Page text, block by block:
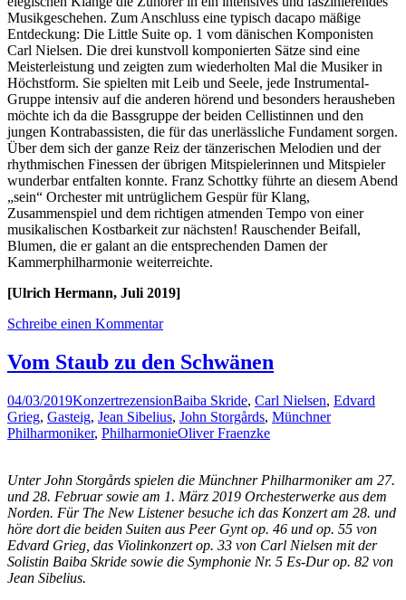
Musikgeschehen. Zum Anschluss eine typisch dacapo mäßige
Entdeckung: Die Little Suite op. 1 vom dänischen Komponisten
Carl Nielsen. Die drei kunstvoll komponierten Sätze sind eine
Meisterleistung und zeigten zum wiederholten Mal die Musiker in
Höchstform. Sie spielten mit Leib und Seele, jede Instrumental-
Gruppe intensiv auf die anderen hörend und besonders herausheben
möchte ich da die Bassgruppe der beiden Cellistinnen und den
jungen Kontrabassisten, die für das unerlässliche Fundament sorgen.
Über dem sich der ganze Reiz der tänzerischen Melodien und der
rhythmischen Finessen der übrigen Mitspielerinnen und Mitspieler
wunderbar entfalten konnte. Franz Schottky führte an diesem Abend
„sein“ Orchester mit untrüglichem Gespür für Klang,
Zusammenspiel und dem richtigen atmenden Tempo von einer
musikalischen Kostbarkeit zur nächsten! Rauschender Beifall,
Blumen, die er galant an die entsprechenden Damen der
Kammerphilharmonie weiterreichte.
[Ulrich Hermann, Juli 2019]
Schreibe einen Kommentar
Vom Staub zu den Schwänen
04/03/2019KonzertrezensionBaiba Skride, Carl Nielsen, Edvard
Grieg, Gasteig, Jean Sibelius, John Storgårds, Münchner
Philharmoniker, PhilharmonieOliver Fraenzke
Unter John Storgårds spielen die Münchner Philharmoniker am 27.
und 28. Februar sowie am 1. März 2019 Orchesterwerke aus dem
Norden. Für The New Listener besuche ich das Konzert am 28. und
höre dort die beiden Suiten aus Peer Gynt op. 46 und op. 55 von
Edvard Grieg, das Violinkonzert op. 33 von Carl Nielsen mit der
Solistin Baiba Skride sowie die Symphonie Nr. 5 Es-Dur op. 82 von
Jean Sibelius.